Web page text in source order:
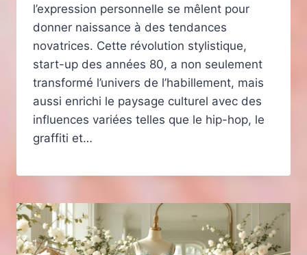
l’expression personnelle se mêlent pour
donner naissance à des tendances
novatrices. Cette révolution stylistique,
start-up des années 80, a non seulement
transformé l’univers de l’habillement, mais
aussi enrichi le paysage culturel avec des
influences variées telles que le hip-hop, le
graffiti et…